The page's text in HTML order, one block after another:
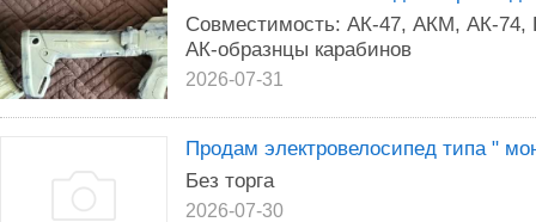
Совместимость: АК-47, АКМ, АК-
АК-образнцы карабинов
2026-07-31
Продам электровелосипед типа "
Без торга
2026-07-30